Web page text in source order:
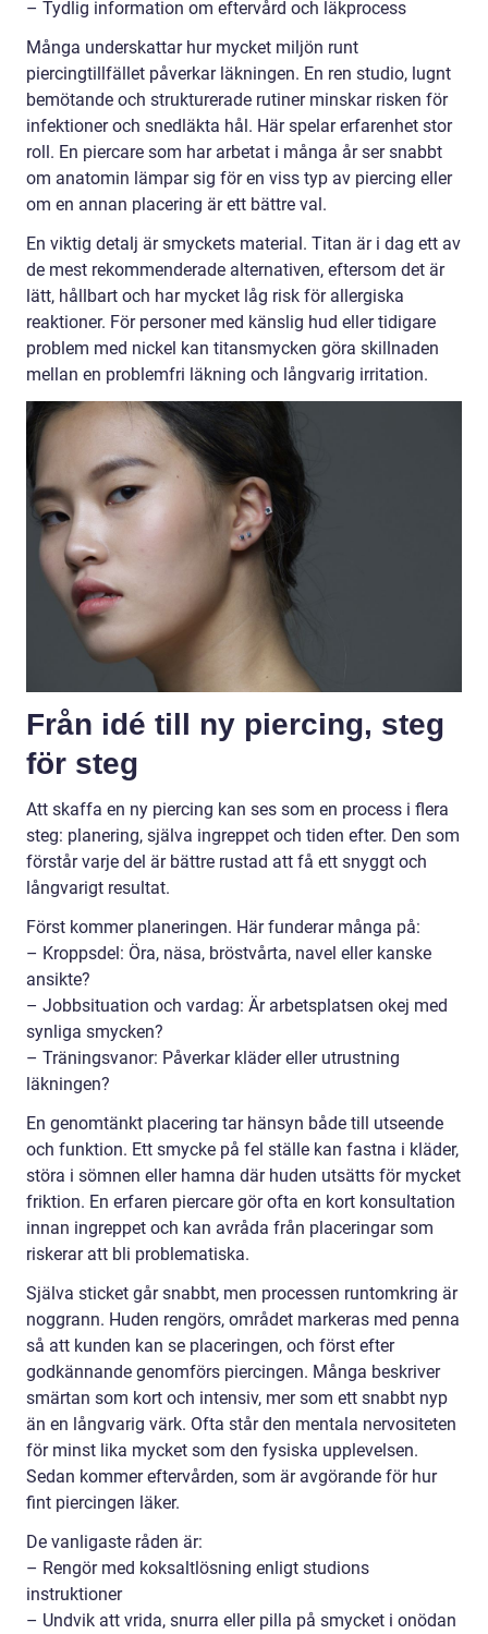
– Tydlig information om eftervård och läkprocess
Många underskattar hur mycket miljön runt
piercingtillfället påverkar läkningen. En ren studio, lugnt
bemötande och strukturerade rutiner minskar risken för
infektioner och snedläkta hål. Här spelar erfarenhet stor
roll. En piercare som har arbetat i många år ser snabbt
om anatomin lämpar sig för en viss typ av piercing eller
om en annan placering är ett bättre val.
En viktig detalj är smyckets material. Titan är i dag ett av
de mest rekommenderade alternativen, eftersom det är
lätt, hållbart och har mycket låg risk för allergiska
reaktioner. För personer med känslig hud eller tidigare
problem med nickel kan titansmycken göra skillnaden
mellan en problemfri läkning och långvarig irritation.
Från idé till ny piercing, steg
för steg
Att skaffa en ny piercing kan ses som en process i flera
steg: planering, själva ingreppet och tiden efter. Den som
förstår varje del är bättre rustad att få ett snyggt och
långvarigt resultat.
Först kommer planeringen. Här funderar många på:
– Kroppsdel: Öra, näsa, bröstvårta, navel eller kanske
ansikte?
– Jobbsituation och vardag: Är arbetsplatsen okej med
synliga smycken?
– Träningsvanor: Påverkar kläder eller utrustning
läkningen?
En genomtänkt placering tar hänsyn både till utseende
och funktion. Ett smycke på fel ställe kan fastna i kläder,
störa i sömnen eller hamna där huden utsätts för mycket
friktion. En erfaren piercare gör ofta en kort konsultation
innan ingreppet och kan avråda från placeringar som
riskerar att bli problematiska.
Själva sticket går snabbt, men processen runtomkring är
noggrann. Huden rengörs, området markeras med penna
så att kunden kan se placeringen, och först efter
godkännande genomförs piercingen. Många beskriver
smärtan som kort och intensiv, mer som ett snabbt nyp
än en långvarig värk. Ofta står den mentala nervositeten
för minst lika mycket som den fysiska upplevelsen.
Sedan kommer eftervården, som är avgörande för hur
fint piercingen läker.
De vanligaste råden är:
– Rengör med koksaltlösning enligt studions
instruktioner
– Undvik att vrida, snurra eller pilla på smycket i onödan